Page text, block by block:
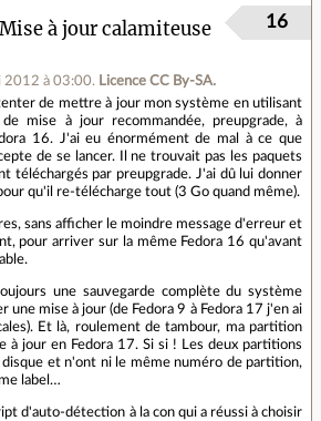
à jour calamiteuse
2012 à 03:00. Licence CC By‑SA.
16
de mettre à jour mon système en utilisant
de mise à jour recommandée, preupgrade, à
16. J'ai eu énormément de mal à ce que
de se lancer. Il ne trouvait pas les paquets
téléchargés par preupgrade. J'ai dû lui donner
qu'il re-télécharge tout (3 Go quand même).
sans afficher le moindre message d'erreur et
pour arriver sur la même Fedora 16 qu'avant
une sauvegarde complète du système
une mise à jour (de Fedora 9 à Fedora 17 j'en ai
Et là, roulement de tambour, ma partition
à jour en Fedora 17. Si si ! Les deux partitions
et n'ont ni le même numéro de partition,
label…
d'auto-détection à la con qui a réussi à choisir